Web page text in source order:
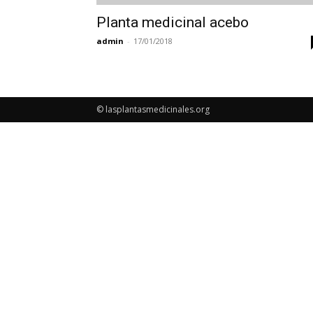
Planta medicinal acebo
admin - 17/01/2018
© lasplantasmedicinales.org